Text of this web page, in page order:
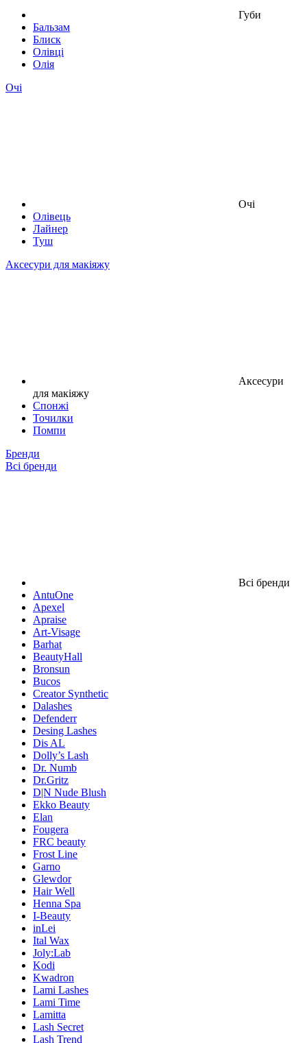
Губи
Бальзам
Блиск
Олівці
Олія
Очі
Очі
Олівець
Лайнер
Туш
Аксесури для макіяжу
Аксесури
для макіяжу
Спонжі
Точилки
Помпи
Бренди
Всі бренди
Всі бренди
AntuOne
Apexel
Apraise
Art-Visage
Barhat
BeautyHall
Bronsun
Bucos
Creator Synthetic
Dalashes
Defenderr
Desing Lashes
Dis AL
Dolly’s Lash
Dr. Numb
Dr.Gritz
D|N Nude Blush
Ekko Beauty
Elan
Fougera
FRC beauty
Frost Line
Garno
Glewdor
Hair Well
Henna Spa
I-Beauty
inLei
Ital Wax
Joly:Lab
Kodi
Kwadron
Lami Lashes
Lami Time
Lamitta
Lash Secret
Lash Trend